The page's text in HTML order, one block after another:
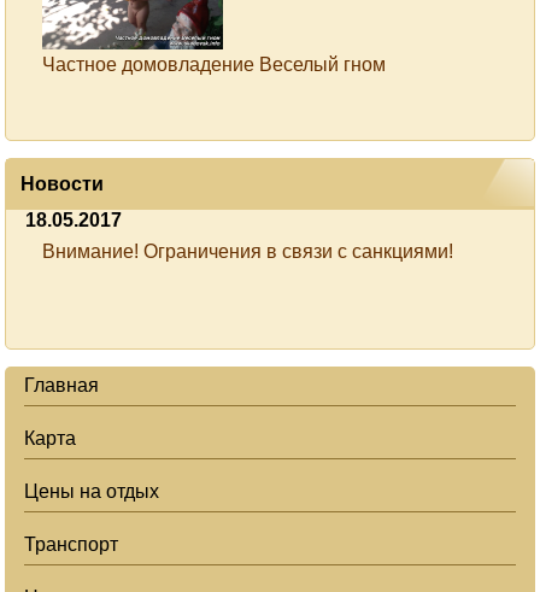
Частное домовладение Веселый гном
Новости
18.05.2017
Внимание! Ограничения в связи с санкциями!
Главная
Карта
Цены на отдых
Транспорт